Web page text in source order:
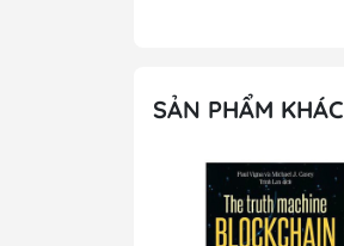
SẢN PHẨM KHÁC